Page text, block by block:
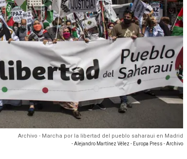
Archivo - Marcha por la libertad del pueblo saharaui en Madrid
- Alejandro Martínez Vélez - Europa Press - Archivo